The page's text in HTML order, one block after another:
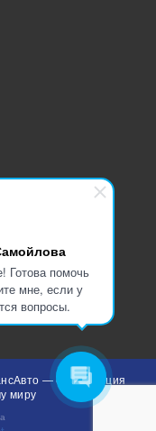
Готова помочь
мне, если у
вопросы.
— организация
миру